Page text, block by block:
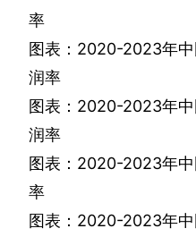
率
图表： 2020-2023年
润率
图表： 2020-2023年
润率
图表： 2020-2023年
率
图表： 2020-2023年